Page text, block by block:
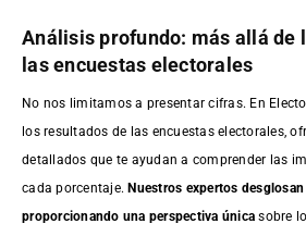
Análisis profundo: más allá de
las encuestas electorales
No nos limitamos a presentar cifras. En
los resultados de las encuestas electorales,
detallados que te ayudan a comprender las
cada porcentaje.Nuestros expertos desglosan
proporcionando una perspectiva única sobre